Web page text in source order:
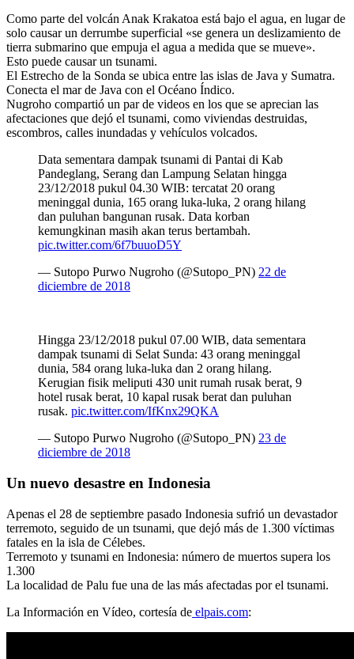
Como parte del volcán Anak Krakatoa está bajo el agua, en lugar de
solo causar un derrumbe superficial «se genera un deslizamiento de
tierra submarino que empuja el agua a medida que se mueve».
Esto puede causar un tsunami.
El Estrecho de la Sonda se ubica entre las islas de Java y Sumatra.
Conecta el mar de Java con el Océano Índico.
Nugroho compartió un par de videos en los que se aprecian las
afectaciones que dejó el tsunami, como viviendas destruidas,
escombros, calles inundadas y vehículos volcados.
Data sementara dampak tsunami di Pantai di Kab
Pandeglang, Serang dan Lampung Selatan hingga
23/12/2018 pukul 04.30 WIB: tercatat 20 orang
meninggal dunia, 165 orang luka-luka, 2 orang hilang
dan puluhan bangunan rusak. Data korban
kemungkinan masih akan terus bertambah.
pic.twitter.com/6f7buuoD5Y
— Sutopo Purwo Nugroho (@Sutopo_PN) 22 de
diciembre de 2018
Hingga 23/12/2018 pukul 07.00 WIB, data sementara
dampak tsunami di Selat Sunda: 43 orang meninggal
dunia, 584 orang luka-luka dan 2 orang hilang.
Kerugian fisik meliputi 430 unit rumah rusak berat, 9
hotel rusak berat, 10 kapal rusak berat dan puluhan
rusak. pic.twitter.com/IfKnx29QKA
— Sutopo Purwo Nugroho (@Sutopo_PN) 23 de
diciembre de 2018
Un nuevo desastre en Indonesia
Apenas el 28 de septiembre pasado Indonesia sufrió un devastador
terremoto, seguido de un tsunami, que dejó más de 1.300 víctimas
fatales en la isla de Célebes.
Terremoto y tsunami en Indonesia: número de muertos supera los
1.300
La localidad de Palu fue una de las más afectadas por el tsunami.
La Información en Vídeo, cortesía de elpais.com: